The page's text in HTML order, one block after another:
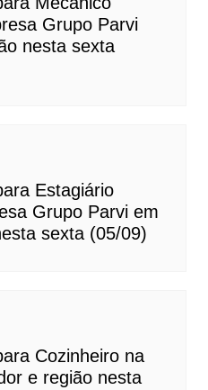
Grupo Parvi
nesta sexta
Estagiário
Grupo Parvi em
sexta (05/09)
Cozinheiro na
e região nesta